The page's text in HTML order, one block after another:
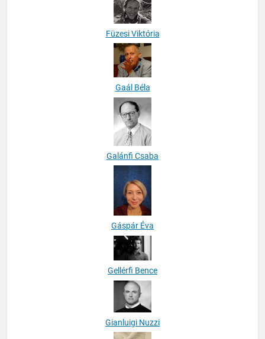
Füzesi Viktória
Gaál Béla
Galánfi Csaba
Gáspár Éva
Gellérfi Bence
Gianluigi Nuzzi